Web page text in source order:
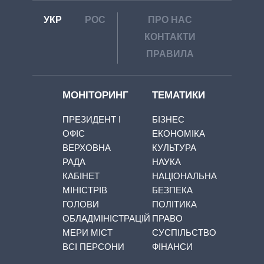
УКР РОС
ПРО НАС
КОНТАКТИ
ПРАВИЛА
МОНІТОРИНГ
ПРЕЗИДЕНТ І
ОФІС
ВЕРХОВНА
РАДА
КАБІНЕТ
МІНІСТРІВ
ГОЛОВИ
ОБЛАДМІНІСТРАЦІЙ
МЕРИ МІСТ
ВСІ ПЕРСОНИ
ТЕМАТИКИ
БІЗНЕС
ЕКОНОМІКА
КУЛЬТУРА
НАУКА
НАЦІОНАЛЬНА
БЕЗПЕКА
ПОЛІТИКА
ПРАВО
СУСПІЛЬСТВО
ФІНАНСИ